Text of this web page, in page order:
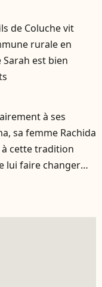
de Coluche vit
rurale en
est bien
à ses
sa femme Rachida
cette tradition
lui faire changer